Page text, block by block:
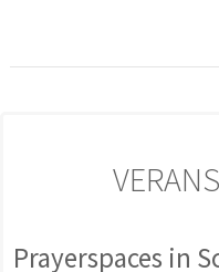
Prayerspaces in